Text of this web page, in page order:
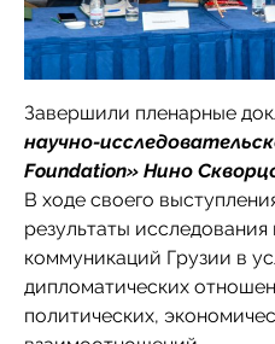
Завершили пленарные
научно-
Foundation» Нино
В ходе своего
результаты
коммуникаций Грузии в
дипломатических
политических,